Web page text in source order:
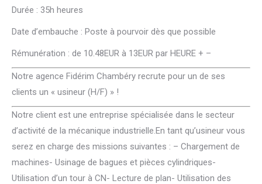
Durée : 35h heures
Date d’embauche : Poste à pourvoir dès que possible
Rémunération : de 10.48EUR à 13EUR par HEURE + –
Notre agence Fidérim Chambéry recrute pour un de ses
clients un « usineur (H/F) » !
Notre client est une entreprise spécialisée dans le secteur
d’activité de la mécanique industrielle.En tant qu’usineur vous
serez en charge des missions suivantes : – Chargement de
machines- Usinage de bagues et pièces cylindriques-
Utilisation d’un tour à CN- Lecture de plan- Utilisation des